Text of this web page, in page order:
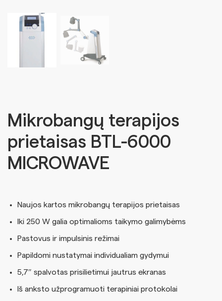
Mikrobangų terapijos
prietaisas BTL-6000
MICROWAVE
Naujos kartos mikrobangų terapijos prietaisas
Iki 250 W galia optimalioms taikymo galimybėms
Pastovus ir impulsinis režimai
Papildomi nustatymai individualiam gydymui
5,7″ spalvotas prisilietimui jautrus ekranas
Iš anksto užprogramuoti terapiniai protokolai